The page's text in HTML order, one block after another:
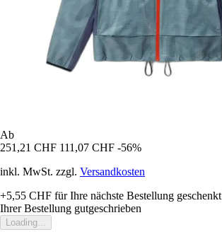
Ab
251,21 CHF 111,07 CHF -56%
inkl. MwSt. zzgl. Versandkosten
+5,55 CHF für Ihre nächste Bestellung geschenkt
Ihrer Bestellung gutgeschrieben
Loading...